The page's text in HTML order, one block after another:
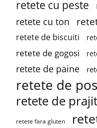
retete cu peste
retete cu ton
retete de biscuiti
retete de gogosi
retete de paine
retete de
retete de
retete fara gluten